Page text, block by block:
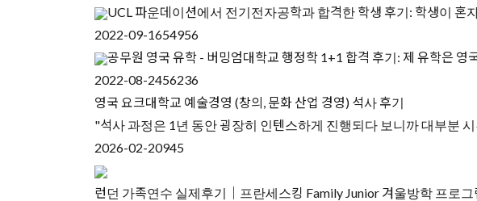
UCL 파운데이션에서 전기전자공학과 합격한 학생 후기: 학생이 혼
2022-09-1654956
공무원 영국 유학 - 버밍엄대학교 행정학 1+1 합격 후기: 제 유학은 영
2022-08-2456236
영국 요크대학교 예술경영 (창의, 문화 산업 경영) 석사 후기
"석사 과정은 1년 동안 굉장히 인텐스하게 진행되다 보니까 대부분
2026-02-20945
런던 가족연수 실제후기｜프란세스킹 Family Junior 겨울방학 프로그